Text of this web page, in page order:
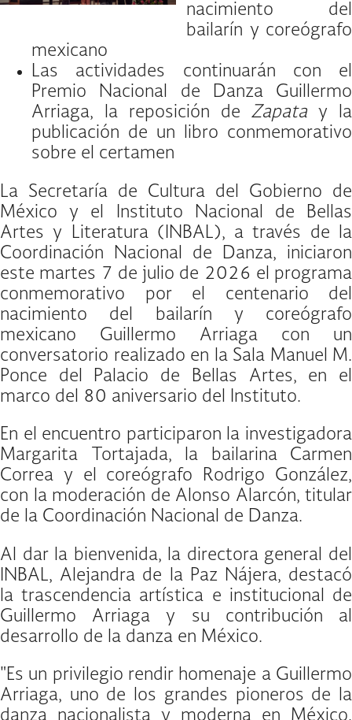
nacimiento del
bailarín y coreógrafo
mexicano
Las actividades continuarán con el
Premio Nacional de Danza Guillermo
Arriaga, la reposición de Zapata y la
publicación de un libro conmemorativo
sobre el certamen
La Secretaría de Cultura del Gobierno de
México y el Instituto Nacional de Bellas
Artes y Literatura (INBAL), a través de la
Coordinación Nacional de Danza, iniciaron
este martes 7 de julio de 2026 el programa
conmemorativo por el centenario del
nacimiento del bailarín y coreógrafo
mexicano Guillermo Arriaga con un
conversatorio realizado en la Sala Manuel M.
Ponce del Palacio de Bellas Artes, en el
marco del 80 aniversario del Instituto.
En el encuentro participaron la investigadora
Margarita Tortajada, la bailarina Carmen
Correa y el coreógrafo Rodrigo González,
con la moderación de Alonso Alarcón, titular
de la Coordinación Nacional de Danza.
Al dar la bienvenida, la directora general del
INBAL, Alejandra de la Paz Nájera, destacó
la trascendencia artística e institucional de
Guillermo Arriaga y su contribución al
desarrollo de la danza en México.
"Es un privilegio rendir homenaje a Guillermo
Arriaga, uno de los grandes pioneros de la
danza nacionalista y moderna en México.